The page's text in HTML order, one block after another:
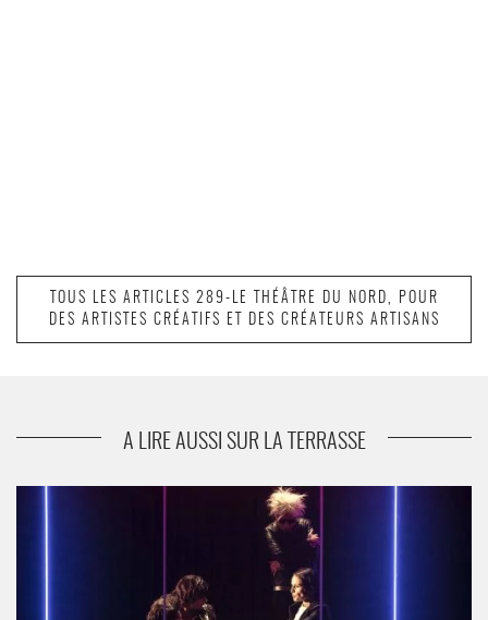
TOUS LES ARTICLES 289-LE THÉÂTRE DU NORD, POUR
DES ARTISTES CRÉATIFS ET DES CRÉATEURS ARTISANS
A LIRE AUSSI SUR LA TERRASSE
Christophe Rauck creuse le sillon d’un théâtre exigeant et